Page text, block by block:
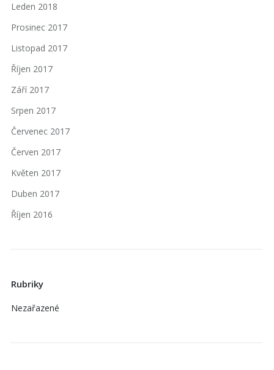
Leden 2018
Prosinec 2017
Listopad 2017
Říjen 2017
Září 2017
Srpen 2017
Červenec 2017
Červen 2017
Květen 2017
Duben 2017
Říjen 2016
Rubriky
Nezařazené